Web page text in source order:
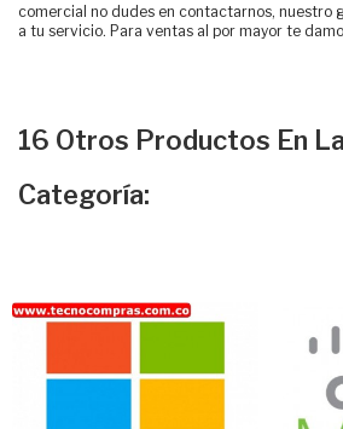
comercial no dudes en contactarnos, nuestro
a tu servicio. Para ventas al por mayor te
16 Otros Productos En
Categoría: